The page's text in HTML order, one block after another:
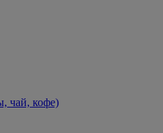
чай, кофе)